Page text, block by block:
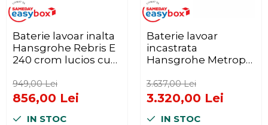
Baterie lavoar inalta
Hansgrohe Rebris E
240 crom lucios cu
949,00 Lei
856,00 Lei
IN STOC
Baterie lavoar
incastrata
Hansgrohe Metropol
periat
3.637,00 Lei
3.320,00 Lei
IN STOC